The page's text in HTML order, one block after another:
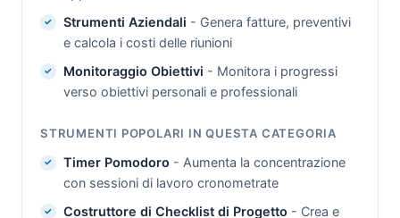
Strumenti Aziendali - Genera fatture, preventivi
e calcola i costi delle riunioni
Monitoraggio Obiettivi - Monitora i progressi
verso obiettivi personali e professionali
STRUMENTI POPOLARI IN QUESTA CATEGORIA
Timer Pomodoro - Aumenta la concentrazione
con sessioni di lavoro cronometrate
Costruttore di Checklist di Progetto - Crea e